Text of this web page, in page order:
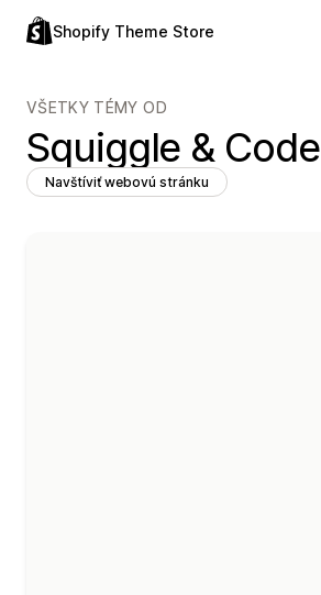
Shopify Theme Store
VŠETKY TÉMY OD
Squiggle & Code
Navštíviť webovú stránku